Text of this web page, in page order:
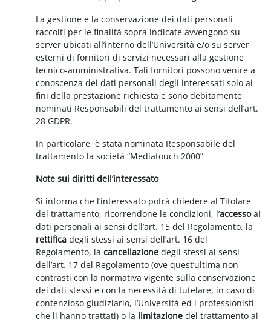
La gestione e la conservazione dei dati personali
raccolti per le finalità sopra indicate avvengono su
server ubicati all’interno dell’Università e/o su server
esterni di fornitori di servizi necessari alla gestione
tecnico-amministrativa. Tali fornitori possono venire a
conoscenza dei dati personali degli interessati solo ai
fini della prestazione richiesta e sono debitamente
nominati Responsabili del trattamento ai sensi dell’art.
28 GDPR.
In particolare, è stata nominata Responsabile del
trattamento la società “Mediatouch 2000”
Note sui diritti dell’interessato
Si informa che l’interessato potrà chiedere al Titolare
del trattamento, ricorrendone le condizioni, l’accessoai
dati personali ai sensi dell’art. 15 del Regolamento, la
rettificadegli stessi ai sensi dell’art. 16 del
Regolamento, lacancellazione degli stessi ai sensi
dell’art. 17 del Regolamento (ove quest’ultima non
contrasti con la normativa vigente sulla conservazione
dei dati stessi e con la necessità di tutelare, in caso di
contenzioso giudiziario, l’Università ed i professionisti
che li hanno trattati) o la limitazione del trattamento ai